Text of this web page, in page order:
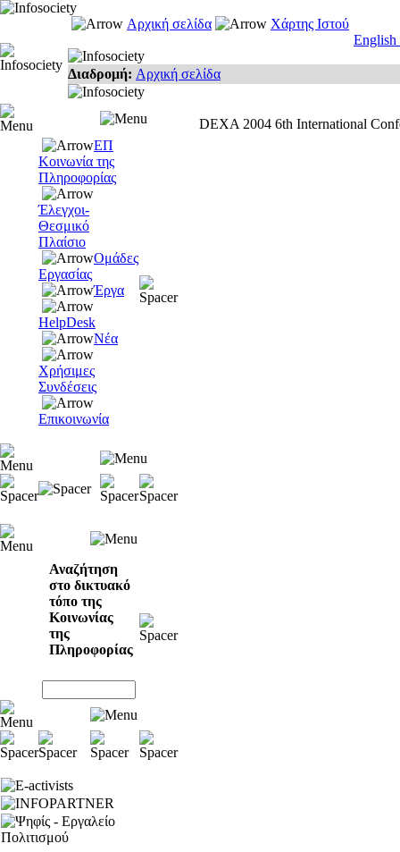
Αρχική σελίδα
Χάρτης Ιστού
English
Διαδρομή: Αρχική σελίδα
ΕΠ
Κοινωνία της
Πληροφορίας
Έλεγχοι-
Θεσμικό
Πλαίσιο
Ομάδες
Εργασίας
Έργα
HelpDesk
Νέα
Χρήσιμες
Συνδέσεις
Επικοινωνία
Αναζήτηση
στο δικτυακό
τόπο της
Κοινωνίας
της
Πληροφορίας
DEXA 2004 6th International